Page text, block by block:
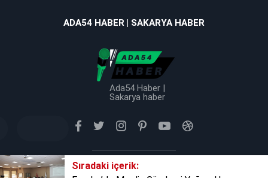
Sıradaki içerik:
ADA54 HABER | SAKARYA HABER
Ada54 Haber |
Sakarya haber
Tüm Hakkı Saklıdır © 2025 TB Haber Medya